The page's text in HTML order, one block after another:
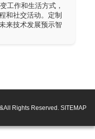
工作和生活方式，
和社交活动。定制
来技术发展预示智
Rights Reserved. SITEMAP